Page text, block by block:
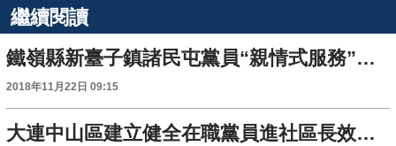
繼續閱讀
鐵嶺縣新臺子鎮諸民屯黨員“親情式服務”十年不輟
2018年11月22日 09:15
大連中山區建立健全在職黨員進社區長效機制